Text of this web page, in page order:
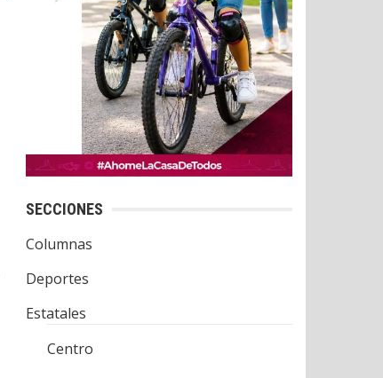
SECCIONES
Columnas
Deportes
Estatales
Centro